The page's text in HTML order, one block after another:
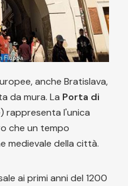
anche Bratislava,
da mura. La Porta di
rappresenta l'unica
che un tempo
medievale della città.
ai primi anni del 1200